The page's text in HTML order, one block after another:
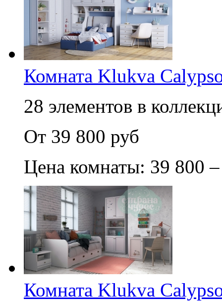
Комната Klukva
28 элементов в
От 39 800 руб
Цена комнаты: 39 800
Комната Klukva